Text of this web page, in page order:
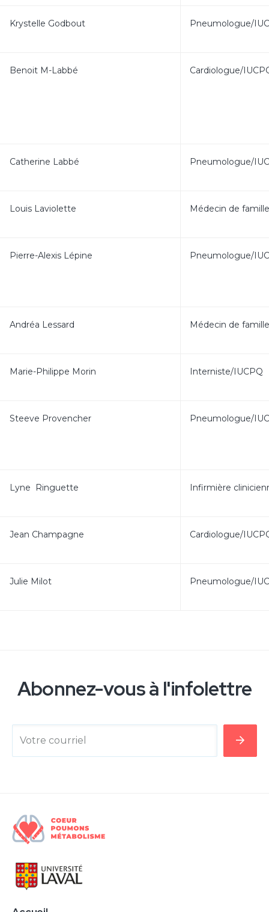
Krystelle Godbout Pneumologue/
Benoit M-Labbé Cardiologue/
Catherine Labbé Pneumologue/
Louis Laviolette Médecin de
Pierre-Alexis Lépine Pneumologue/
Andréa Lessard Médecin de
Marie-Philippe Morin Interniste/IUCPQ
Steeve Provencher Pneumologue/
Lyne Ringuette Infirmière
Jean Champagne Cardiologue/
Julie Milot Pneumologue/
Abonnez-vous à l'infolettre